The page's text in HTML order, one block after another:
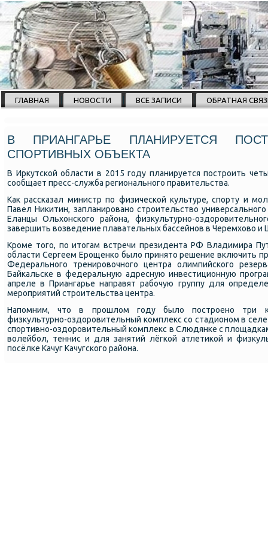
ГЛАВНАЯ НОВОСТИ ВСЕ ЗАПИСИ ОБРАТНАЯ
В ПРИАНГАРЬЕ ПЛАНИРУЕТСЯ
СПОРТИВНЫХ ОБЪЕКТА
В Иркутской области в 2015 году планируется построить
сообщает пресс-служба регионального правительства.
Как рассказал министр по физической культуре, спорту и
Павел Никитин, запланировано строительство
Еланцы Ольхонского района, физкультурно-
завершить возведение плавательных бассейнов в Черемхово и
Кроме того, по итогам встречи президента РФ Владимира
области Сергеем Ерощенко было принято решение включить
Федерального тренировочного центра олимпийского
Байкальске в федеральную адресную инвестиционную
апреле в Приангарье направят рабочую группу для
мероприятий строительства центра.
Напомним, что в прошлом году было построено три
физкультурно-оздоровительный комплекс со стадионом в
спортивно-оздоровительный комплекс в Слюдянке с
волейбол, теннис и для занятий лёгкой атлетикой и
посёлке Качуг Качугского района.